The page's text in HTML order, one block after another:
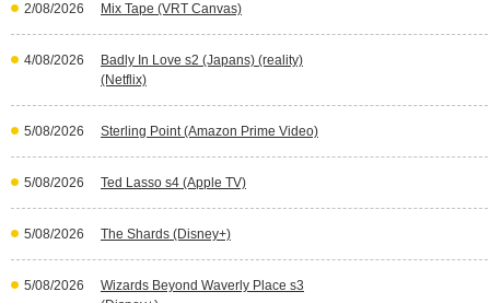
2/08/2026 Mix Tape (VRT Canvas)
4/08/2026
Badly In Love s2 (Japans) (reality)
(Netflix)
5/08/2026 Sterling Point (Amazon Prime Video)
5/08/2026 Ted Lasso s4 (Apple TV)
5/08/2026 The Shards (Disney+)
5/08/2026
Wizards Beyond Waverly Place s3